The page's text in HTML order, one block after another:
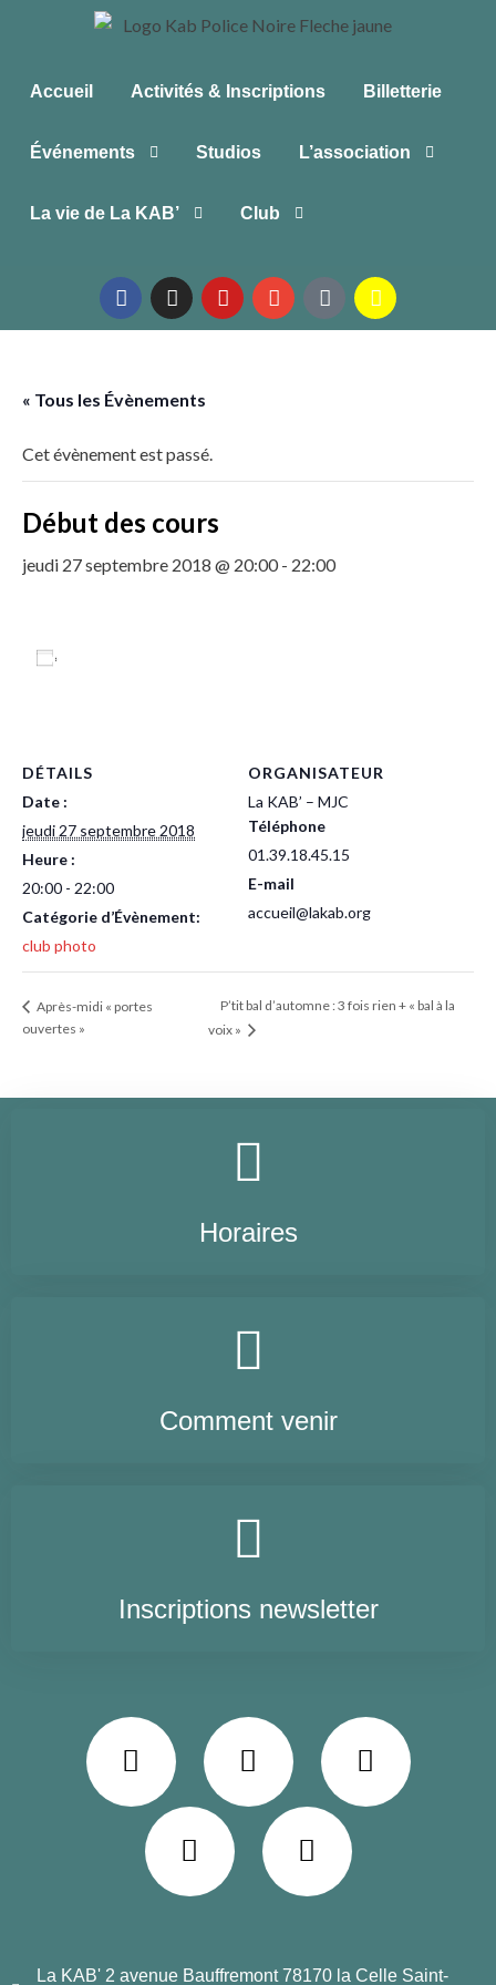
Accueil Activités & Inscriptions Billetterie
Événements Studios L’association
La vie de La KAB’ Club
« Tous les Évènements
Cet évènement est passé.
Début des cours
jeudi 27 septembre 2018 @ 20:00- 22:00
DÉTAILS
Date :
jeudi 27 septembre 2018
Heure :
20:00 - 22:00
Catégorie d’Évènement:
club photo
ORGANISATEUR
La KAB’ – MJC
Téléphone
01.39.18.45.15
E-mail
accueil@lakab.org
Après-midi « portes
ouvertes »
P’tit bal d’automne : 3 fois rien + « bal à la
voix »
Horaires
Comment venir
Inscriptions newsletter
La KAB' 2 avenue Bauffremont 78170 la Celle Saint-